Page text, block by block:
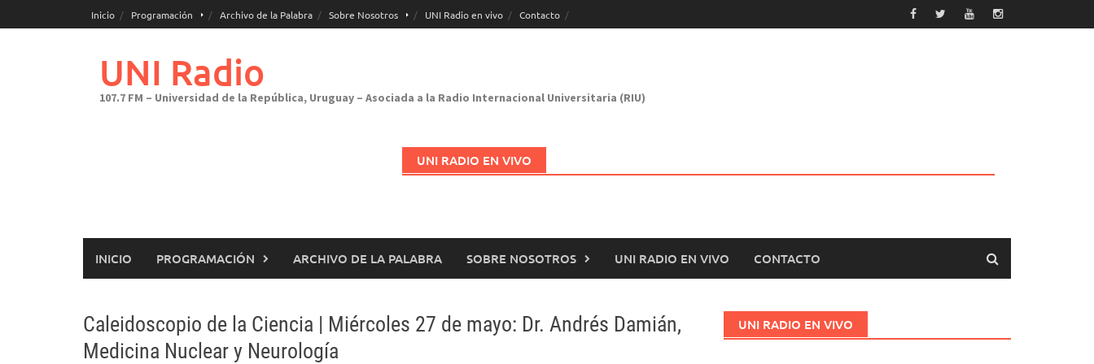
al
Inicio Programación Archivo de la Palabra Sobre Nosotros UNI Radio en vivo Contacto
UNI Radio
107.7 FM – Universidad de la República, Uruguay – Asociada a la Radio Internacional Universitaria (RIU)
UNI RADIO EN VIVO
INICIO PROGRAMACIÓN ARCHIVO DE LA PALABRA SOBRE NOSOTROS UNI RADIO EN VIVO CONTACTO
Caleidoscopio de la Ciencia | Miércoles 27 de mayo: Dr. Andrés Damián,
Medicina Nuclear y Neurología
UNI RADIO EN VIVO